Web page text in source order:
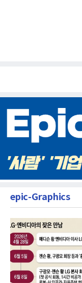
epic-Graphics